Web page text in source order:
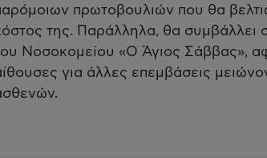
πρωτοβουλιών που θα
της. Παράλληλα, θα συμβάλλει
Νοσοκομείου «Ο Άγιος Σάββας»,
για άλλες επεμβάσεις